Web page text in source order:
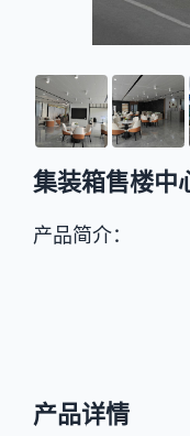
集装箱售楼中
产品简介：
产品详情